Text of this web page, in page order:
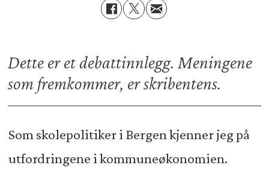
Dette er et debattinnlegg. Meningene
som fremkommer, er skribentens.
Som skolepolitiker i Bergen kjenner jeg på
utfordringene i kommuneøkonomien.